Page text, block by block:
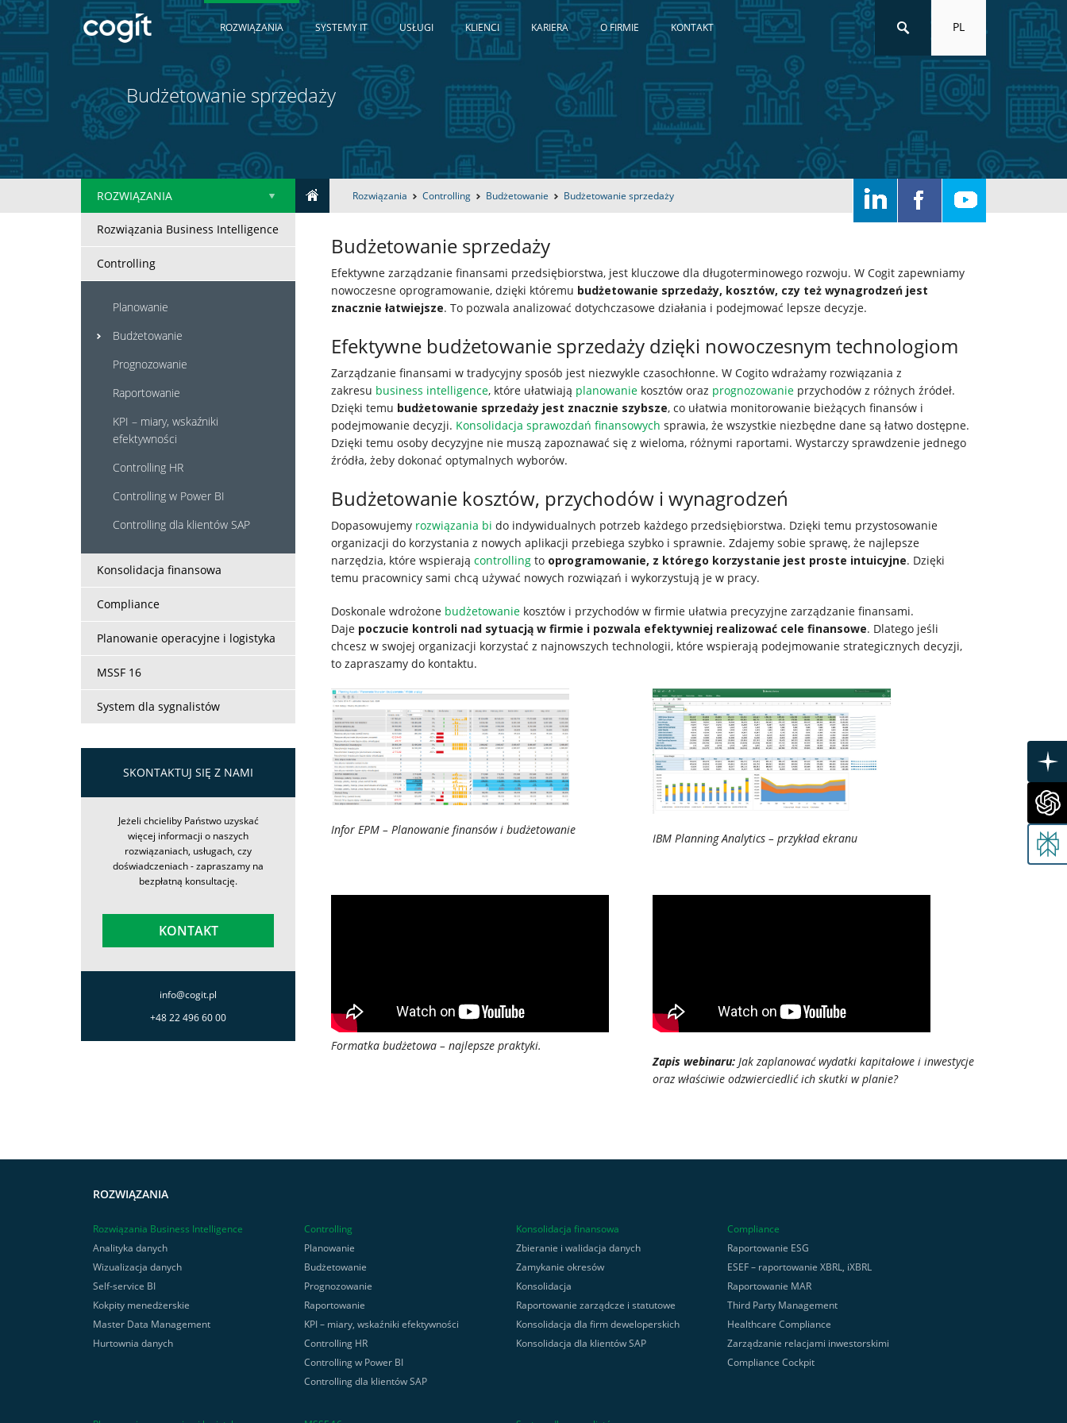
Home
Rozwiązania
Systemy
firmie
Kontakt
ROZWIĄZANIA SYSTEMY IT USŁUGI KLIENCI KARIERA O FIRMIE KONTAKT PL
Budżetowanie sprzedaży
Rozwiązania Controlling Budżetowanie Budżetowanie sprzedaży
ROZWIĄZANIA
Rozwiązania Business Intelligence
Controlling
Planowanie
Budżetowanie
Prognozowanie
Raportowanie
KPI – miary, wskaźniki
efektywności
Controlling HR
Controlling w Power BI
Controlling dla klientów SAP
Konsolidacja finansowa
Compliance
Planowanie operacyjne i logistyka
MSSF 16
System dla sygnalistów
SKONTAKTUJ SIĘ Z NAMI
Jeżeli chcieliby Państwo uzyskać
więcej informacji o naszych
rozwiązaniach, usługach, czy
doświadczeniach - zapraszamy na
bezpłatną konsultację.
KONTAKT
info@cogit.pl
+48 22 496 60 00
Budżetowanie sprzedaży
Efektywne zarządzanie finansami przedsiębiorstwa, jest kluczowe dla długoterminowego rozwoju. W Cogit zapewniamy
nowoczesne oprogramowanie, dzięki któremu budżetowanie sprzedaży, kosztów, czy też wynagrodzeń jest
znacznie łatwiejsze. To pozwala analizować dotychczasowe działania i podejmować lepsze decyzje.
Efektywne budżetowanie sprzedaży dzięki nowoczesnym technologiom
Zarządzanie finansami w tradycyjny sposób jest niezwykle czasochłonne. W Cogito wdrażamy rozwiązania z
zakresu business intelligence, które ułatwiają planowanie kosztów oraz prognozowanie przychodów z różnych źródeł.
Dzięki temu budżetowanie sprzedaży jest znacznie szybsze, co ułatwia monitorowanie bieżących finansów i
podejmowanie decyzji. Konsolidacja sprawozdań finansowych sprawia, że wszystkie niezbędne dane są łatwo dostępne.
Dzięki temu osoby decyzyjne nie muszą zapoznawać się z wieloma, różnymi raportami. Wystarczy sprawdzenie jednego
źródła, żeby dokonać optymalnych wyborów.
Budżetowanie kosztów, przychodów i wynagrodzeń
Dopasowujemy rozwiązania bi do indywidualnych potrzeb każdego przedsiębiorstwa. Dzięki temu przystosowanie
organizacji do korzystania z nowych aplikacji przebiega szybko i sprawnie. Zdajemy sobie sprawę, że najlepsze
narzędzia, które wspierają controlling to oprogramowanie, z którego korzystanie jest proste intuicyjne. Dzięki
temu pracownicy sami chcą używać nowych rozwiązań i wykorzystują je w pracy.
Doskonale wdrożone budżetowanie kosztów i przychodów w firmie ułatwia precyzyjne zarządzanie finansami.
Daje poczucie kontroli nad sytuacją w firmie i pozwala efektywniej realizować cele finansowe. Dlatego jeśli
chcesz w swojej organizacji korzystać z najnowszych technologii, które wspierają podejmowanie strategicznych decyzji,
to zapraszamy do kontaktu.
Infor EPM – Planowanie finansów i budżetowanie
IBM Planning Analytics – przykład ekranu
Formatka budżetowa – najlepsze praktyki.
Zapis webinaru: Jak zaplanować wydatki kapitałowe i inwestycje
oraz właściwie odzwierciedlić ich skutki w planie?
ROZWIĄZANIA
Rozwiązania Business Intelligence
Analityka danych
Wizualizacja danych
Self-service BI
Kokpity menedżerskie
Master Data Management
Hurtownia danych
Controlling
Planowanie
Budżetowanie
Prognozowanie
Raportowanie
KPI – miary, wskaźniki efektywności
Controlling HR
Controlling w Power BI
Controlling dla klientów SAP
Konsolidacja finansowa
Zbieranie i walidacja danych
Zamykanie okresów
Konsolidacja
Raportowanie zarządcze i statutowe
Konsolidacja dla firm deweloperskich
Konsolidacja dla klientów SAP
Compliance
Raportowanie ESG
ESEF – raportowanie XBRL, iXBRL
Raportowanie MAR
Third Party Management
Healthcare Compliance
Zarządzanie relacjami inwestorskimi
Compliance Cockpit